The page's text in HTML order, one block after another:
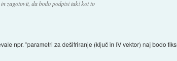
zagotovit, da bodo podpisi taki kot to
npr. "parametri za dešifriranje (ključ in IV vektor) naj bodo